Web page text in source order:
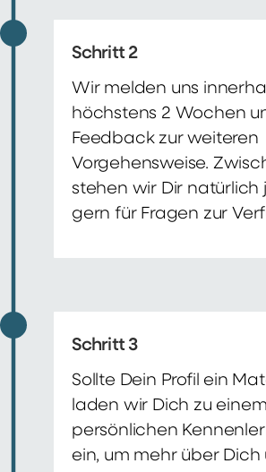
Schritt 2
Wir melden uns
höchstens 2 Wochen
Feedback zur weiteren
Vorgehensweise.
stehen wir Dir natürlich
gern für Fragen zur
Schritt 3
Sollte Dein Profil ein
laden wir Dich zu einem
persönlichen
ein, um mehr über Dich